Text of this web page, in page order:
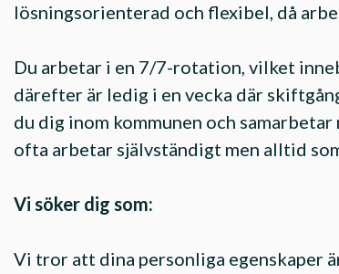
lösningsorienterad och flexibel, då
Du arbetar i en 7/7-rotation, vilket
därefter är ledig i en vecka där
du dig inom kommunen och
ofta arbetar självständigt men alltid
Vi söker dig som:
Vi tror att dina personliga egenskaper